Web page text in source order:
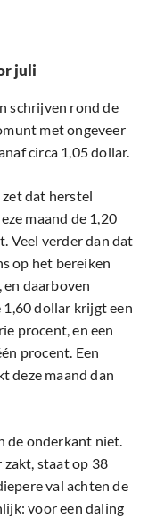
juli
schrijven rond de
met ongeveer
circa 1,05 dollar.
dat herstel
maand de 1,20
Veel verder dan dat
op het bereiken
daarboven
1,60 dollar krijgt een
procent, en een
procent. Een
deze maand dan
de onderkant niet.
zakt, staat op 38
val achten de
voor een daling